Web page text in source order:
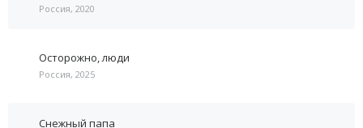
Россия, 2020
Осторожно, люди
Россия, 2025
Снежный папа